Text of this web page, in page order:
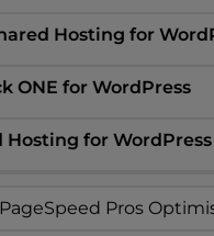
PageSpeed Pros